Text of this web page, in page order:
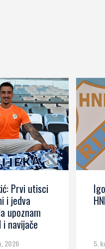
Prvi utisci
i jedva
upoznam
i navijače
2026 5.